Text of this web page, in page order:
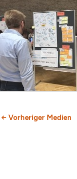
← Vorheriger Medien